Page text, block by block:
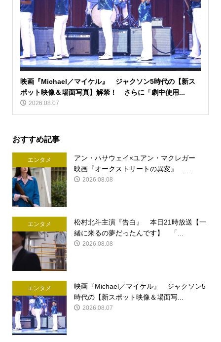
映画『Michael／マイケル』 ジャクソン5時代の【新ス
ポット映像＆場面写真】解禁！ さらに「劇中使用...
2026.08.07
おすすめ記事
エンタメ
アン・ハサウェイ×ユアン・マクレガー
映画『オークストリートの異変』 ...
2026.08.08
エンタメ
松村北斗主演『告白』 本日21時放送【一
緒に来るの夢だったんです】 「...
2026.08.08
エンタメ
映画『Michael／マイケル』 ジャクソン5
時代の【新スポット映像＆場面写...
2026.08.07